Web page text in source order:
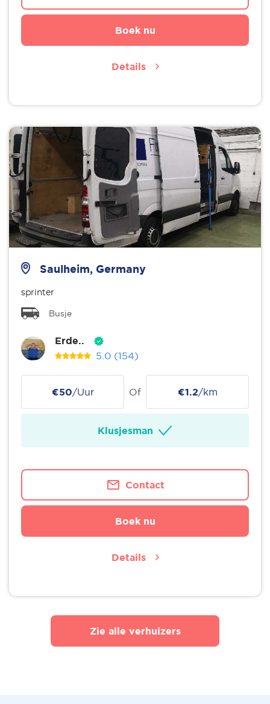
Boek nu
Details
Saulheim, Germany
sprinter
Busje
Erde..
5.0 (154)
€50/Uur Of €1.2/km
Klusjesman
Contact
Boek nu
Details
Zie alle verhuizers